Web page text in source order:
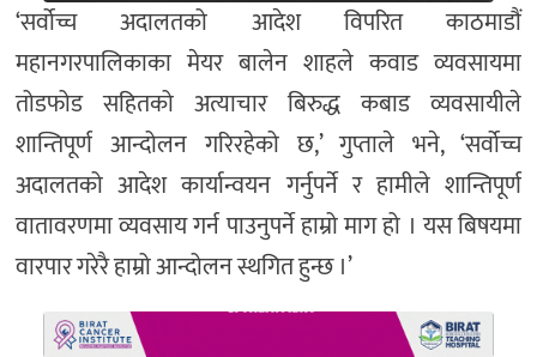
‘सर्वोच्च अदालतको आदेश विपरित काठमाडौं
महानगरपालिकाका मेयर बालेन शाहले कवाड व्यवसायमा
तोडफोड सहितको अत्याचार बिरुद्ध कबाड व्यवसायीले
शान्तिपूर्ण आन्दोलन गरिरहेको छ,’ गुप्ताले भने, ‘सर्वोच्च
अदालतको आदेश कार्यान्वयन गर्नुपर्ने र हामीले शान्तिपूर्ण
वातावरणमा व्यवसाय गर्न पाउनुपर्ने हाम्रो माग हो । यस बिषयमा
वारपार गरेरै हाम्रो आन्दोलन स्थगित हुन्छ ।’